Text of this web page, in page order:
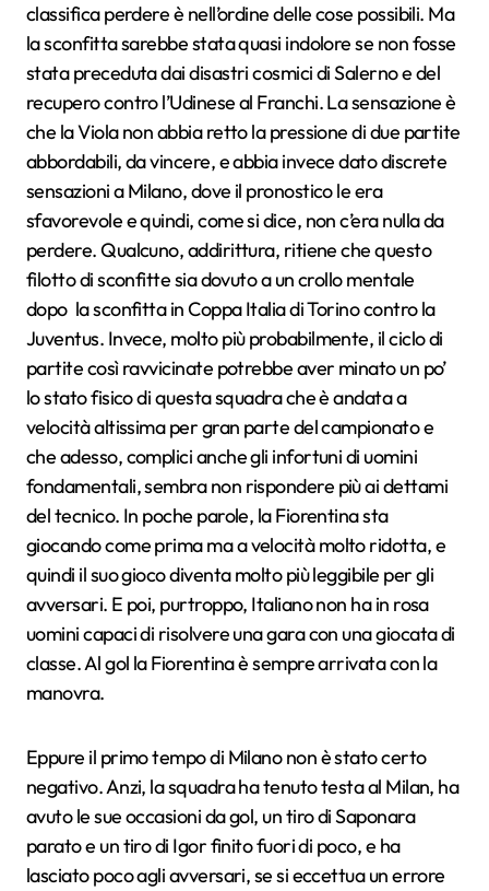
classifica perdere è nell’ordine delle cose possibili. Ma
la sconfitta sarebbe stata quasi indolore se non fosse
stata preceduta dai disastri cosmici di Salerno e del
recupero contro l’Udinese al Franchi. La sensazione è
che la Viola non abbia retto la pressione di due partite
abbordabili, da vincere, e abbia invece dato discrete
sensazioni a Milano, dove il pronostico le era
sfavorevole e quindi, come si dice, non c’era nulla da
perdere. Qualcuno, addirittura, ritiene che questo
filotto di sconfitte sia dovuto a un crollo mentale
dopo la sconfitta in Coppa Italia di Torino contro la
Juventus. Invece, molto più probabilmente, il ciclo di
partite così ravvicinate potrebbe aver minato un po’
lo stato fisico di questa squadra che è andata a
velocità altissima per gran parte del campionato e
che adesso, complici anche gli infortuni di uomini
fondamentali, sembra non rispondere più ai dettami
del tecnico. In poche parole, la Fiorentina sta
giocando come prima ma a velocità molto ridotta, e
quindi il suo gioco diventa molto più leggibile per gli
avversari. E poi, purtroppo, Italiano non ha in rosa
uomini capaci di risolvere una gara con una giocata di
classe. Al gol la Fiorentina è sempre arrivata con la
manovra.
Eppure il primo tempo di Milano non è stato certo
negativo. Anzi, la squadra ha tenuto testa al Milan, ha
avuto le sue occasioni da gol, un tiro di Saponara
parato e un tiro di Igor finito fuori di poco, e ha
lasciato poco agli avversari, se si eccettua un errore